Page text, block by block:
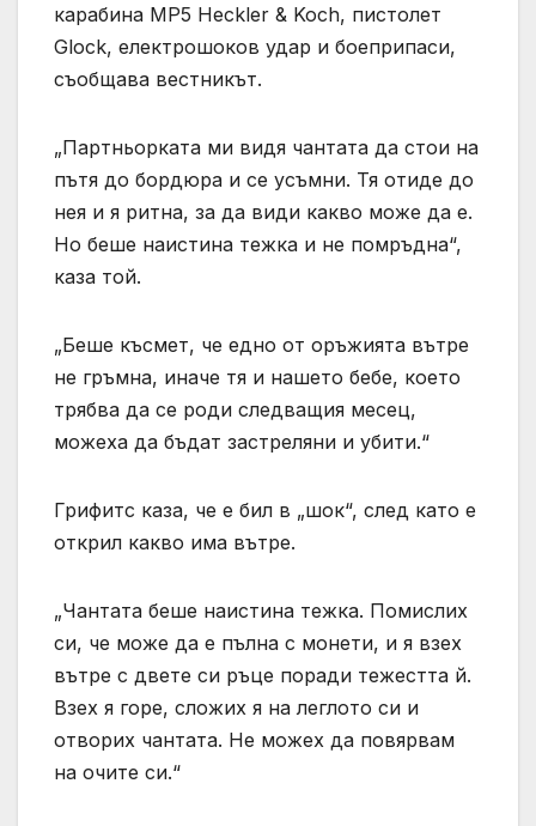
карабина MP5 Heckler & Koch, пистолет
Glock, електрошоков удар и боеприпаси,
съобщава вестникът.
„Партньорката ми видя чантата да стои на
пътя до бордюра и се усъмни. Тя отиде до
нея и я ритна, за да види какво може да е.
Но беше наистина тежка и не помръдна“,
каза той.
„Беше късмет, че едно от оръжията вътре
не гръмна, иначе тя и нашето бебе, което
трябва да се роди следващия месец,
можеха да бъдат застреляни и убити.“
Грифитс каза, че е бил в „шок“, след като е
открил какво има вътре.
„Чантата беше наистина тежка. Помислих
си, че може да е пълна с монети, и я взех
вътре с двете си ръце поради тежестта й.
Взех я горе, сложих я на леглото си и
отворих чантата. Не можех да повярвам
на очите си.“